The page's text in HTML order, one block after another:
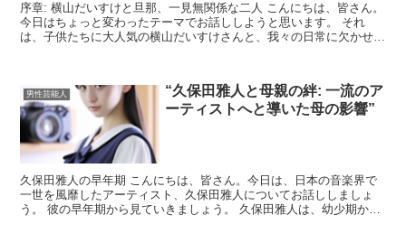
序章: 横山だいすけと旦那、一見無関係な二人 こんにちは、皆さん。
今日はちょっと変わったテーマでお話ししようと思います。 それ
は、子供たちに大人気の横山だいすけさんと、我々の日常に欠かせな
男性芸能人
“久保田雅人と母親の絆: 一流のア
ーティストへと導いた母の影響”
久保田雅人の早年期 こんにちは、皆さん。今日は、日本の音楽界で
一世を風靡したアーティスト、久保田雅人についてお話ししましょ
う。 彼の早年期から見ていきましょう。 久保田雅人は、幼少期から